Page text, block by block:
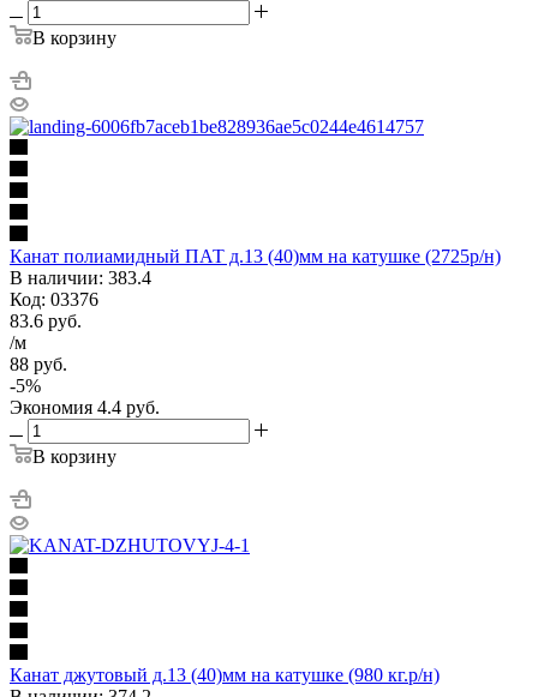
В корзину
Канат полиамидный ПАТ д.13 (40)мм на катушке (2725р/н)
В наличии: 383.4
Код: 03376
83.6 руб.
/м
88 руб.
-5%
Экономия 4.4 руб.
В корзину
Канат джутовый д.13 (40)мм на катушке (980 кг.р/н)